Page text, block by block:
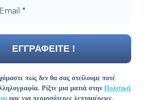
πως δεν θα σας στείλουμε ποτέ
Ρίξτε μια ματιά στην Πολιτική
μας για περισσότερες λεπτομέρειες.